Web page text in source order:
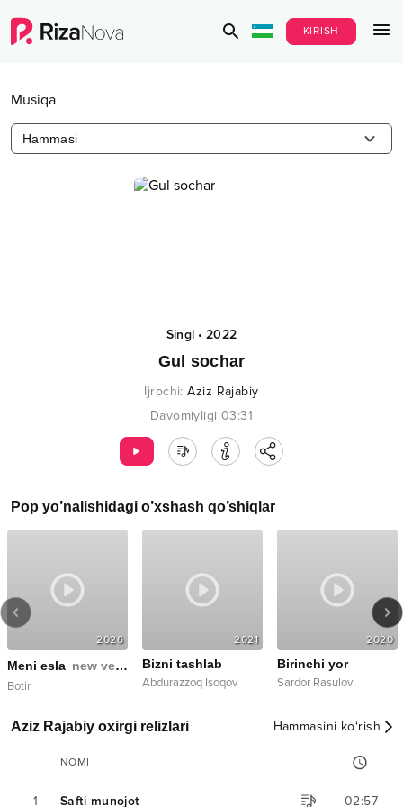
KIRISH
Musiqa
Hammasi
Singl•2022
Gul sochar
Ijrochi:Aziz Rajabiy
Davomiyligi 03:31
Pop yo’nalishidagi o’xshash qo’shiqlar
2026
Meni esla new version
Botir
2021
Bizni tashlab
Abdurazzoq Isoqov
2020
Birinchi yor
Sardor Rasulov
Aziz Rajabiy oxirgi relizlari Hammasini ko‘rish
NOMI
1 Safti munojot 02:57